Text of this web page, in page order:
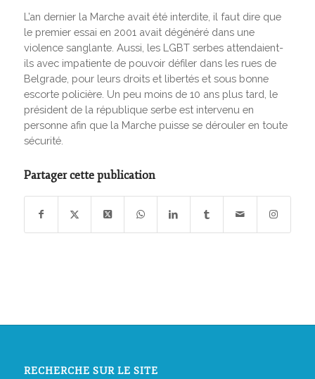
L’an dernier la Marche avait été interdite, il faut dire que
le premier essai en 2001 avait dégénéré dans une
violence sanglante. Aussi, les LGBT serbes attendaient-
ils avec impatiente de pouvoir défiler dans les rues de
Belgrade, pour leurs droits et libertés et sous bonne
escorte policière. Un peu moins de 10 ans plus tard, le
président de la république serbe est intervenu en
personne afin que la Marche puisse se dérouler en toute
sécurité.
Partager cette publication
RECHERCHE SUR LE SITE